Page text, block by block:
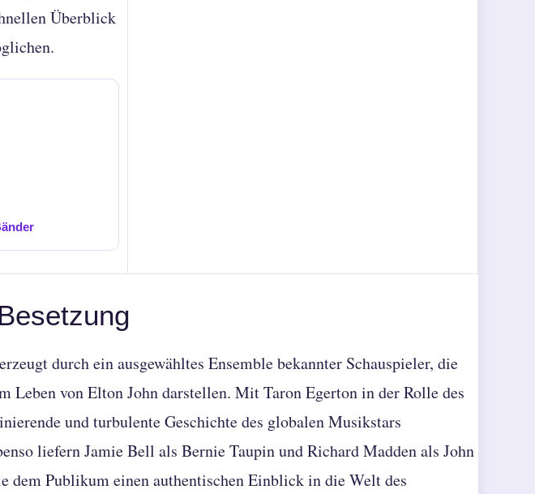
Überblick
durch ein ausgewähltes Ensemble bekannter Schauspieler, die
Leben von Elton John darstellen. Mit Taron Egerton in der Rolle des
und turbulente Geschichte des globalen Musikstars
liefern Jamie Bell als Bernie Taupin und Richard Madden als John
dem Publikum einen authentischen Einblick in die Welt des